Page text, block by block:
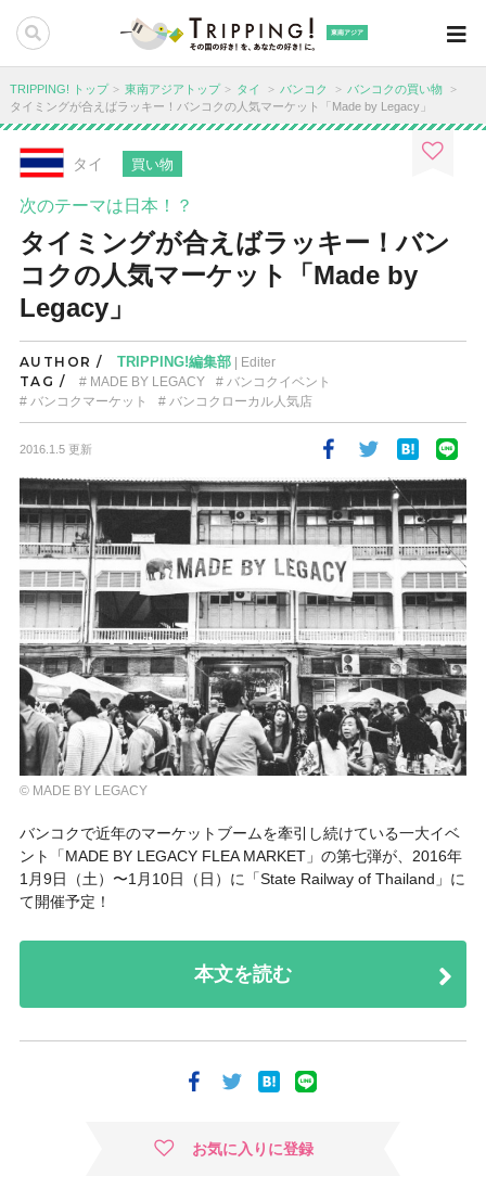
東南アジア
TRIPPING! トップ 東南アジアトップ タイ バンコク
バンコクの買い物
タイミングが合えばラッキー！バンコクの人気マーケット「Made by Legacy」
タイ 買い物
次のテーマは日本！？
タイミングが合えばラッキー！バン
コクの人気マーケット「Made by
Legacy」
AUTHOR / TRIPPING!編集部| Editer
TAG / MADE BY LEGACY
バンコクイベント
バンコクマーケット
バンコクローカル人気店
2016.1.5 更新
© MADE BY LEGACY
バンコクで近年のマーケットブームを牽引し続けている一大イベ
ント「MADE BY LEGACY FLEA MARKET」の第七弾が、2016年
1月9日（土）〜1月10日（日）に「State Railway of Thailand」に
て開催予定！
本文を読む
お気に入りに登録